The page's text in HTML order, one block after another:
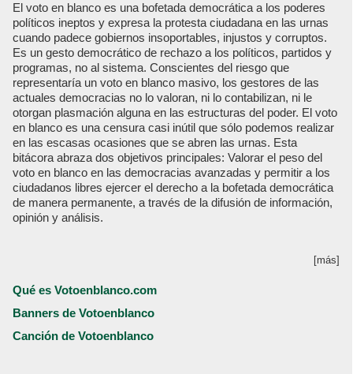
El voto en blanco es una bofetada democrática a los poderes
políticos ineptos y expresa la protesta ciudadana en las urnas
cuando padece gobiernos insoportables, injustos y corruptos.
Es un gesto democrático de rechazo a los políticos, partidos y
programas, no al sistema. Conscientes del riesgo que
representaría un voto en blanco masivo, los gestores de las
actuales democracias no lo valoran, ni lo contabilizan, ni le
otorgan plasmación alguna en las estructuras del poder. El voto
en blanco es una censura casi inútil que sólo podemos realizar
en las escasas ocasiones que se abren las urnas. Esta
bitácora abraza dos objetivos principales: Valorar el peso del
voto en blanco en las democracias avanzadas y permitir a los
ciudadanos libres ejercer el derecho a la bofetada democrática
de manera permanente, a través de la difusión de información,
opinión y análisis.
[más]
Qué es Votoenblanco.com
Banners de Votoenblanco
Canción de Votoenblanco